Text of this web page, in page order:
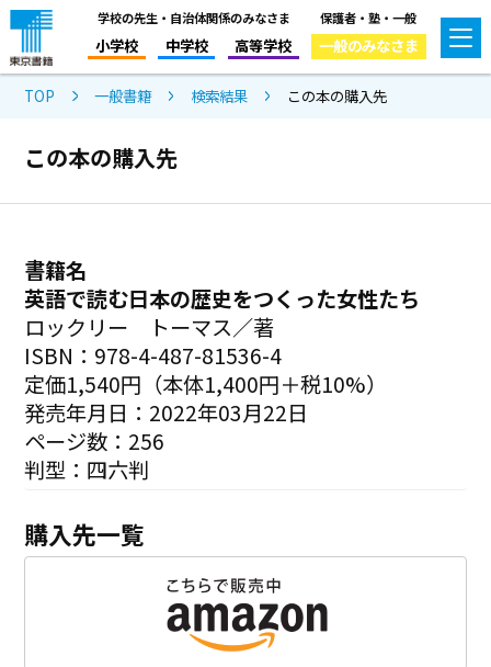
学校の先生・自治体関係のみなさま
小学校 中学校 高等学校
保護者・塾・一般
一般のみなさま
TOP 一般書籍 検索結果 この本の購入先
この本の購入先
書籍名
英語で読む日本の歴史をつくった女性たち
ロックリー トーマス／著
ISBN：978-4-487-81536-4
定価1,540円（本体1,400円＋税10%）
発売年月日：2022年03月22日
ページ数：256
判型：四六判
購入先一覧